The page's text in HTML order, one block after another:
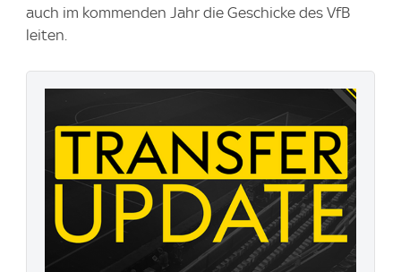
auch im kommenden Jahr die Geschicke des VfB
leiten.